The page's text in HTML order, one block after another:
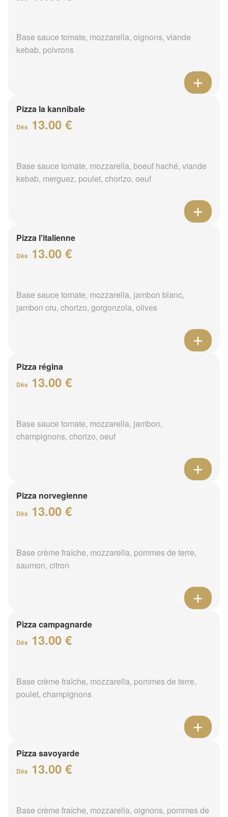
Base sauce tomate, mozzarella, oignons, viande
kebab, poivrons
Pizza la kannibale
Dès 13.00 €
Base sauce tomate, mozzarella, boeuf haché, viande
kebab, merguez, poulet, chorizo, oeuf
Pizza l'italienne
Dès 13.00 €
Base sauce tomate, mozzarella, jambon blanc,
jambon cru, chorizo, gorgonzola, olives
Pizza régina
Dès 13.00 €
Base sauce tomate, mozzarella, jambon,
champignons, chorizo, oeuf
Pizza norvegienne
Dès 13.00 €
Base crème fraîche, mozzarella, pommes de terre,
saumon, citron
Pizza campagnarde
Dès 13.00 €
Base crème fraîche, mozzarella, pommes de terre,
poulet, champignons
Pizza savoyarde
Dès 13.00 €
Base crème fraîche, mozzarella, oignons, pommes de